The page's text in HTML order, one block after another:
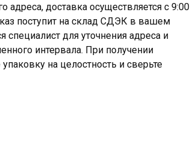
адреса, доставка осуществляется с 9:00
поступит на склад СДЭК в вашем
специалист для уточнения адреса и
интервала. При получении
на целостность и сверьте